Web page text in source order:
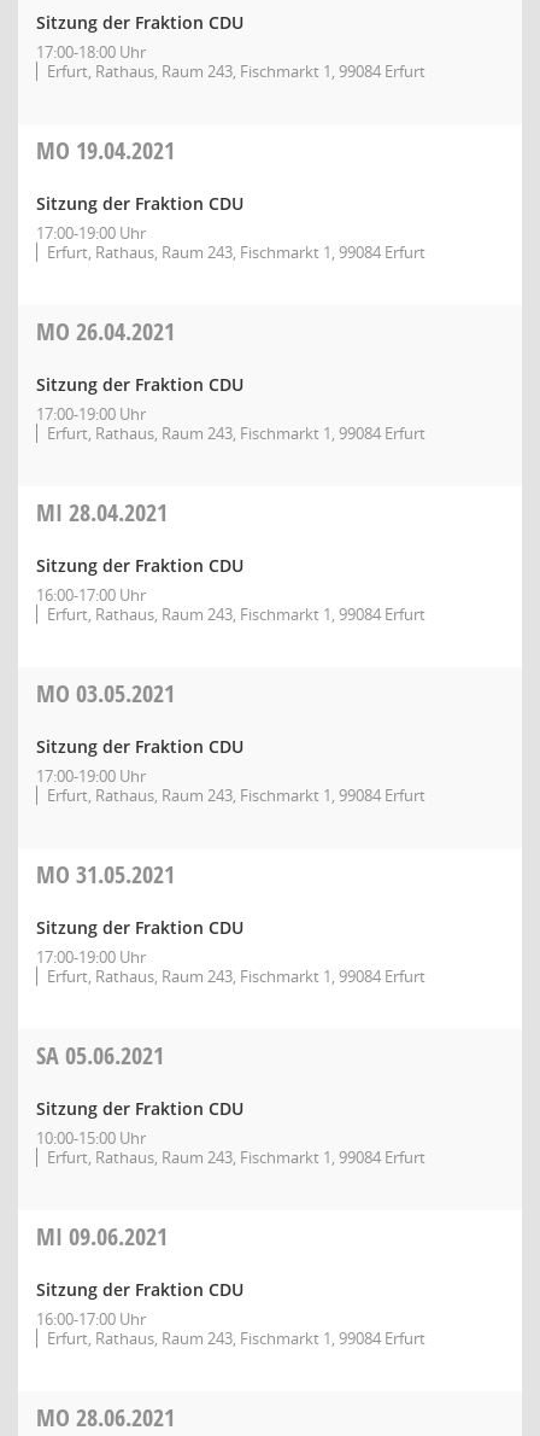
Sitzung der Fraktion CDU
17:00-18:00 Uhr
Erfurt, Rathaus, Raum 243, Fischmarkt 1, 99084 Erfurt
MO 19.04.2021
Sitzung der Fraktion CDU
17:00-19:00 Uhr
Erfurt, Rathaus, Raum 243, Fischmarkt 1, 99084 Erfurt
MO 26.04.2021
Sitzung der Fraktion CDU
17:00-19:00 Uhr
Erfurt, Rathaus, Raum 243, Fischmarkt 1, 99084 Erfurt
MI 28.04.2021
Sitzung der Fraktion CDU
16:00-17:00 Uhr
Erfurt, Rathaus, Raum 243, Fischmarkt 1, 99084 Erfurt
MO 03.05.2021
Sitzung der Fraktion CDU
17:00-19:00 Uhr
Erfurt, Rathaus, Raum 243, Fischmarkt 1, 99084 Erfurt
MO 31.05.2021
Sitzung der Fraktion CDU
17:00-19:00 Uhr
Erfurt, Rathaus, Raum 243, Fischmarkt 1, 99084 Erfurt
SA05.06.2021
Sitzung der Fraktion CDU
10:00-15:00 Uhr
Erfurt, Rathaus, Raum 243, Fischmarkt 1, 99084 Erfurt
MI 09.06.2021
Sitzung der Fraktion CDU
16:00-17:00 Uhr
Erfurt, Rathaus, Raum 243, Fischmarkt 1, 99084 Erfurt
MO 28.06.2021